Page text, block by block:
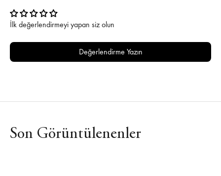
İlk değerlendirmeyi yapan siz olun
Değerlendirme Yazın
Son Görüntülenenler